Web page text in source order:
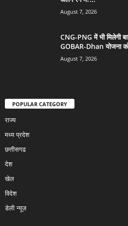
August 7, 2026
CNG-PNG में भी मिलेगी
GOBAR-Dhan योजना
August 7, 2026
POPULAR CATEGORY
राज्य
मध्य प्रदेश
छत्तीसगढ
देश
खेल
विदेश
डेली न्यूज़